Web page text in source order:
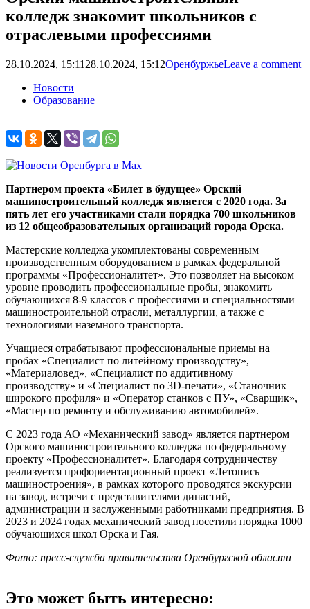
колледж знакомит школьников с
отраслевыми профессиями
28.10.2024, 15:11 28.10.2024, 15:12ОренбуржьеLeave a comment
Новости
Образование
Партнером проекта «Билет в будущее» Орский
машиностроительный колледж является с 2020 года. За
пять лет его участниками стали порядка 700 школьников
из 12 общеобразовательных организаций города Орска.
Мастерские колледжа укомплектованы современным
производственным оборудованием в рамках федеральной
программы «Профессионалитет». Это позволяет на высоком
уровне проводить профессиональные пробы, знакомить
обучающихся 8-9 классов с профессиями и специальностями
машиностроительной отрасли, металлургии, а также с
технологиями наземного транспорта.
Учащиеся отрабатывают профессиональные приемы на
пробах «Специалист по литейному производству»,
«Материаловед», «Специалист по аддитивному
производству» и «Специалист по 3D-печати», «Станочник
широкого профиля» и «Оператор станков с ПУ», «Сварщик»,
«Мастер по ремонту и обслуживанию автомобилей».
С 2023 года АО «Механический завод» является партнером
Орского машиностроительного колледжа по федеральному
проекту «Профессионалитет». Благодаря сотрудничеству
реализуется профориентационный проект «Летопись
машиностроения», в рамках которого проводятся экскурсии
на завод, встречи с представителями династий,
администрации и заслуженными работниками предприятия. В
2023 и 2024 годах механический завод посетили порядка 1000
обучающихся школ Орска и Гая.
Фото: пресс-служба правительства Оренбургской области
Это может быть интересно: